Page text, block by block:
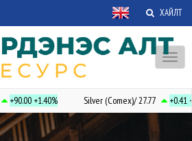
ХАЙЛТ
+90.00+1.40% Silver (Comex)/ 27.77 +0.41